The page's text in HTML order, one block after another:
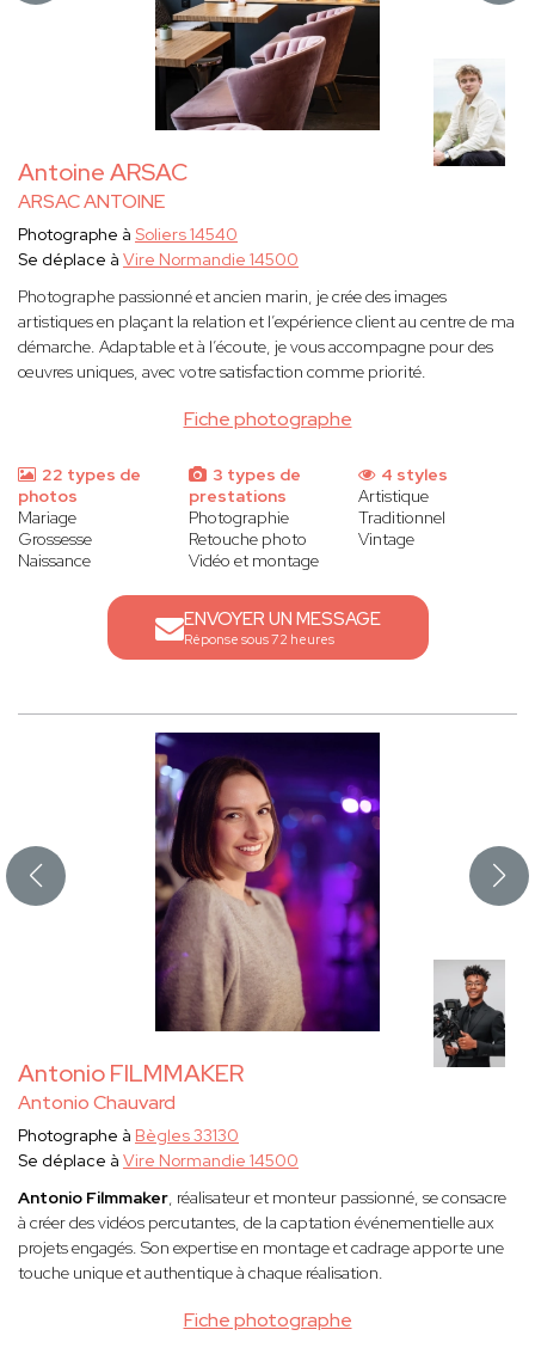
Antoine ARSAC
ARSAC ANTOINE
Fiche photographe
Photographe à Soliers 14540
Se déplace à Vire Normandie 14500
Photographe passionné et ancien marin, je crée des images
artistiques en plaçant la relation et l’expérience client au centre de ma
démarche. Adaptable et à l’écoute, je vous accompagne pour des
œuvres uniques, avec votre satisfaction comme priorité.
22 types de
photos
Mariage
Grossesse
Naissance
3 types de
prestations
Photographie
Retouche photo
Vidéo et montage
4 styles
Artistique
Traditionnel
Vintage
ENVOYER UN MESSAGE
Réponse sous 72 heures
Antonio FILMMAKER
Antonio Chauvard
Fiche photographe
Photographe à Bègles 33130
Se déplace à Vire Normandie 14500
Antonio Filmmaker, réalisateur et monteur passionné, se consacre
à créer des vidéos percutantes, de la captation événementielle aux
projets engagés. Son expertise en montage et cadrage apporte une
touche unique et authentique à chaque réalisation.